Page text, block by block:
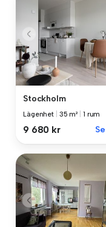
Stockholm
Lägenhet 35 m² 1 rum
9 680 kr